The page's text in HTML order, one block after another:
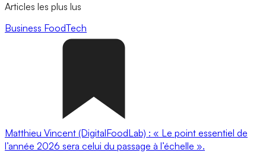
Articles les plus lus
Business FoodTech
Matthieu Vincent (DigitalFoodLab) : « Le point essentiel de
l’année 2026 sera celui du passage à l’échelle ».